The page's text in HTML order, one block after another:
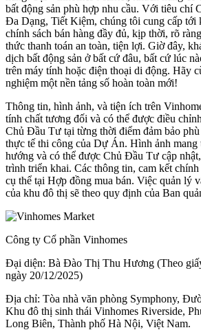
bất động sản phù hợp nhu cầu. Với tiêu chí
Đa Dạng, Tiết Kiệm, chúng tôi cung cấp tới
chính sách bán hàng đầy đủ, kịp thời, rõ
thức thanh toán an toàn, tiện lợi. Giờ đây,
dịch bất động sản ở bất cứ đâu, bất cứ lúc
trên máy tính hoặc điện thoại di động. Hãy
nghiệm một nền tảng số hoàn toàn mới!
Thông tin, hình ảnh, và tiện ích trên
tính chất tương đối và có thể được điều
Chủ Đầu Tư tại từng thời điểm đảm bảo
thực tế thi công của Dự Án. Hình ảnh mang
hướng và có thể được Chủ Đầu Tư cập
trình triển khai. Các thông tin, cam kết
cụ thể tại Hợp đồng mua bán. Việc quản lý
của khu đô thị sẽ theo quy định của Ban
Công ty Cổ phần Vinhomes
Đại diện: Bà Đào Thị Thu Hương (Theo
ngày 20/12/2025)
Địa chỉ: Tòa nhà văn phòng Symphony,
Khu đô thị sinh thái Vinhomes Riverside,
Long Biên, Thành phố Hà Nội, Việt Nam.